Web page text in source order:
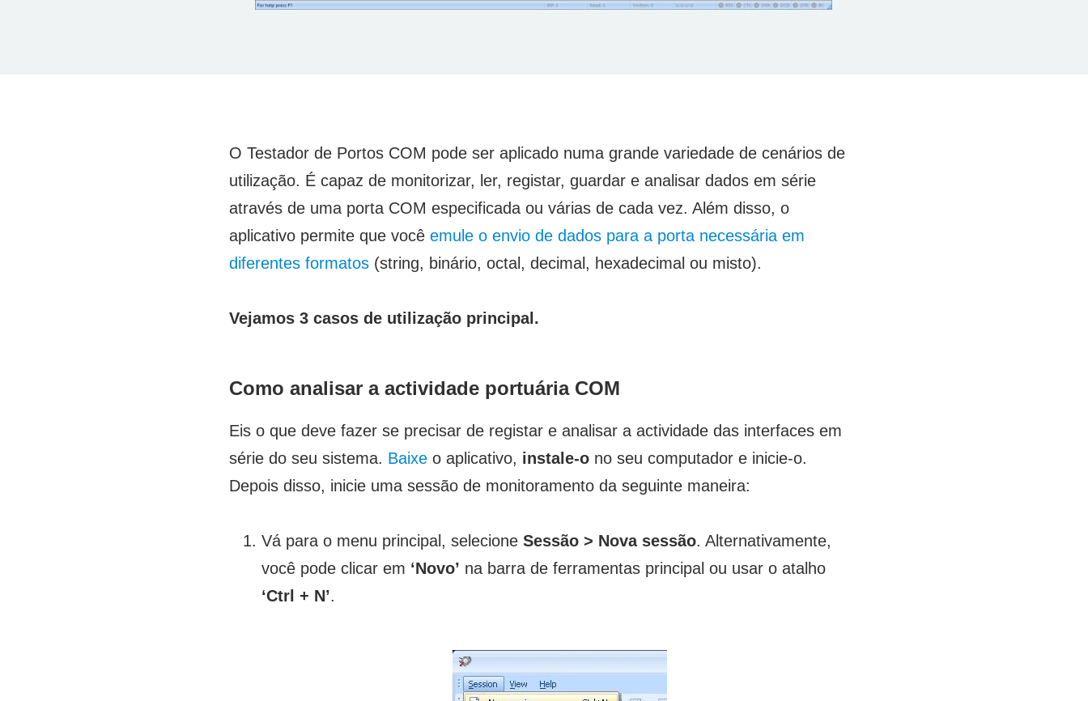
O Testador de Portos COM pode ser aplicado numa grande variedade de cenários de
utilização. É capaz de monitorizar, ler, registar, guardar e analisar dados em série
através de uma porta COM especificada ou várias de cada vez. Além disso, o
aplicativo permite que você emule o envio de dados para a porta necessária em
diferentes formatos(string, binário, octal, decimal, hexadecimal ou misto).
Vejamos 3 casos de utilização principal.
Como analisar a actividade portuária COM
Eis o que deve fazer se precisar de registar e analisar a actividade das interfaces em
série do seu sistema. Baixeo aplicativo, instale-ono seu computador e inicie-o.
Depois disso, inicie uma sessão de monitoramento da seguinte maneira:
Vá para o menu principal, selecione Sessão > Nova sessão. Alternativamente,
você pode clicar em ‘Novo’ na barra de ferramentas principal ou usar o atalho
‘Ctrl + N’.